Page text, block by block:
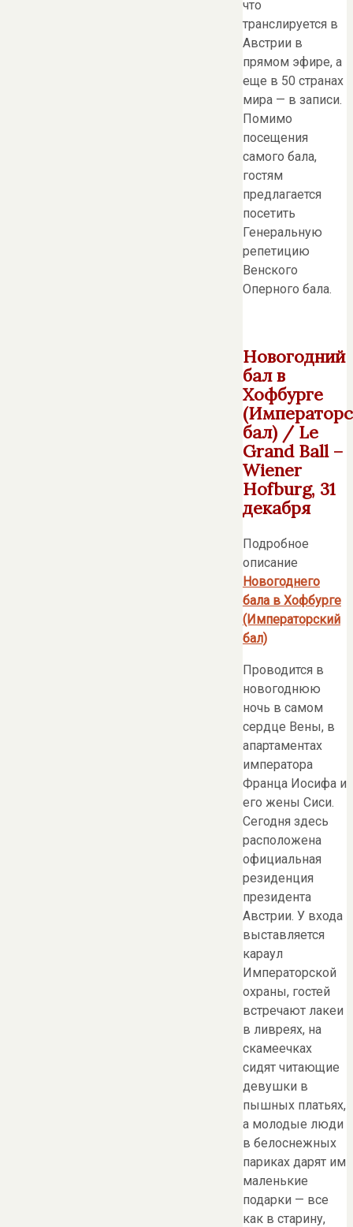
что
транслируется в
Австрии в
прямом эфире, а
еще в 50 странах
мира — в записи.
Помимо
посещения
самого бала,
гостям
предлагается
посетить
Генеральную
репетицию
Венского
Оперного бала.
Новогодний
бал в
Хофбурге
бал) / Le
Grand Ball –
Wiener
Hofburg, 31
декабря
Подробное
описание
Новогоднего
бала в Хофбурге
(Императорский
бал)
Проводится в
новогоднюю
ночь в самом
сердце Вены, в
апартаментах
императора
Франца Иосифа и
его жены Сиси.
Сегодня здесь
расположена
официальная
резиденция
президента
Австрии. У входа
выставляется
караул
Императорской
охраны, гостей
встречают лакеи
в ливреях, на
скамеечках
сидят читающие
девушки в
пышных платьях,
а молодые люди
в белоснежных
париках дарят им
маленькие
подарки — все
как в старину,